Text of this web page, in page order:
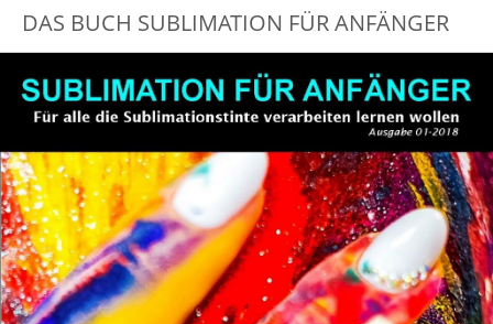
DAS BUCH SUBLIMATION FÜR ANFÄNGER